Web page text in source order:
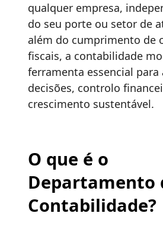
qualquer empresa,
do seu porte ou setor de
além do cumprimento de
fiscais, a contabilidade
ferramenta essencial para
decisões, controlo
crescimento sustentável.
O que é o
Departamento
Contabilidade?